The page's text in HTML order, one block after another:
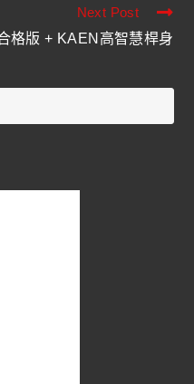
Next Post
格版 + KAEN高智慧桿身